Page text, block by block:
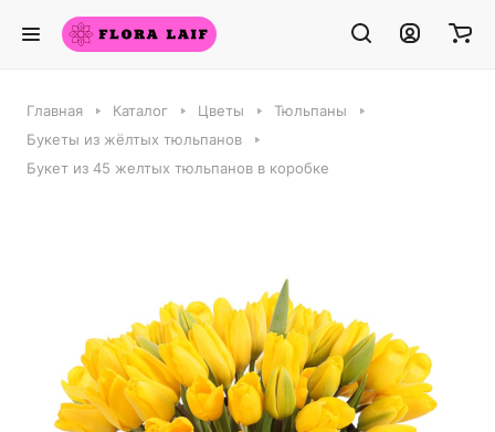
Главная Каталог Цветы
Тюльпаны
Букеты из жёлтых тюльпанов
Букет из 45 желтых тюльпанов в коробке